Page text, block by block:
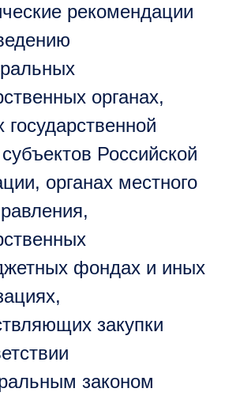
рекомендации
органах,
государственной
Российской
органах местного
фондах и иных
закупки
законом